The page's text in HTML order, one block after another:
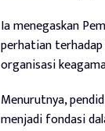
Ia menegaskan
perhatian terhadap
organisasi
Menurutnya,
menjadi fondasi